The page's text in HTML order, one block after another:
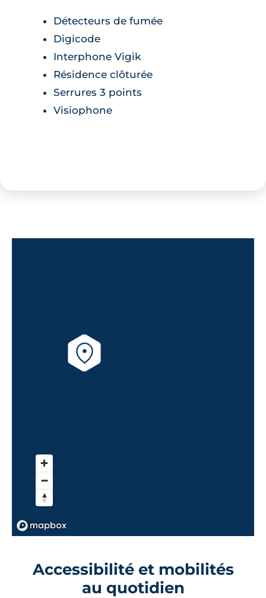
Détecteurs de fumée
Digicode
Interphone Vigik
Résidence clôturée
Serrures 3 points
Visiophone
Accessibilité et mobilités
au quotidien